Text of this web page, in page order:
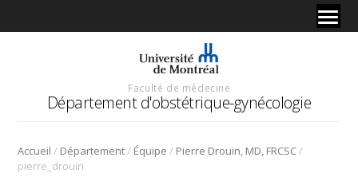
Faculté de médecine
Département d'obstétrique-gynécologie
Accueil / Département/ Équipe / Pierre Drouin, MD, FRCSC/
pierre_drouin